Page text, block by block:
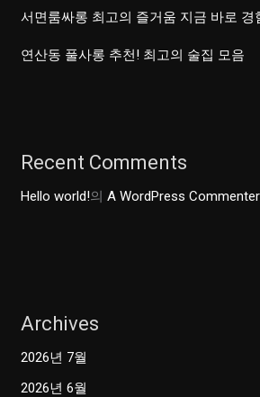
서면룸싸롱 최고의 즐거움 지금 바로 경
연산동 풀사롱 추천! 최고의 술집 모음
Recent Comments
Hello world!의A WordPress Commenter
Archives
2026년 7월
2026년 6월